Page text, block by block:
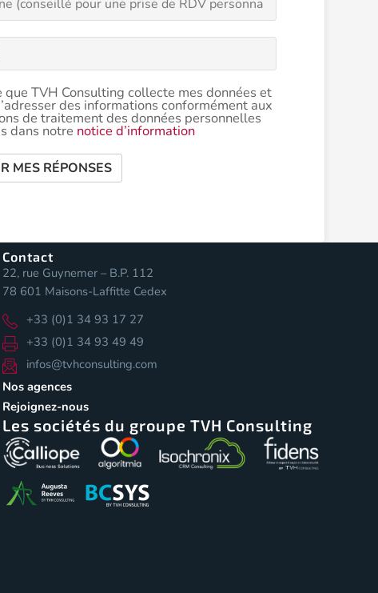
que TVH Consulting collecte mes données et
des informations conformément aux
de traitement des données personnelles
dans notre notice d’information
MES RÉPONSES
Contact
22, rue Guynemer – B.P. 112
78 601 Maisons-Laffitte Cedex
+33 (0)1 34 93 17 27
+33 (0)1 34 93 49 49
infos@tvhconsulting.com
Nos agences
Rejoignez-nous
Les sociétés du groupe TVH Consulting